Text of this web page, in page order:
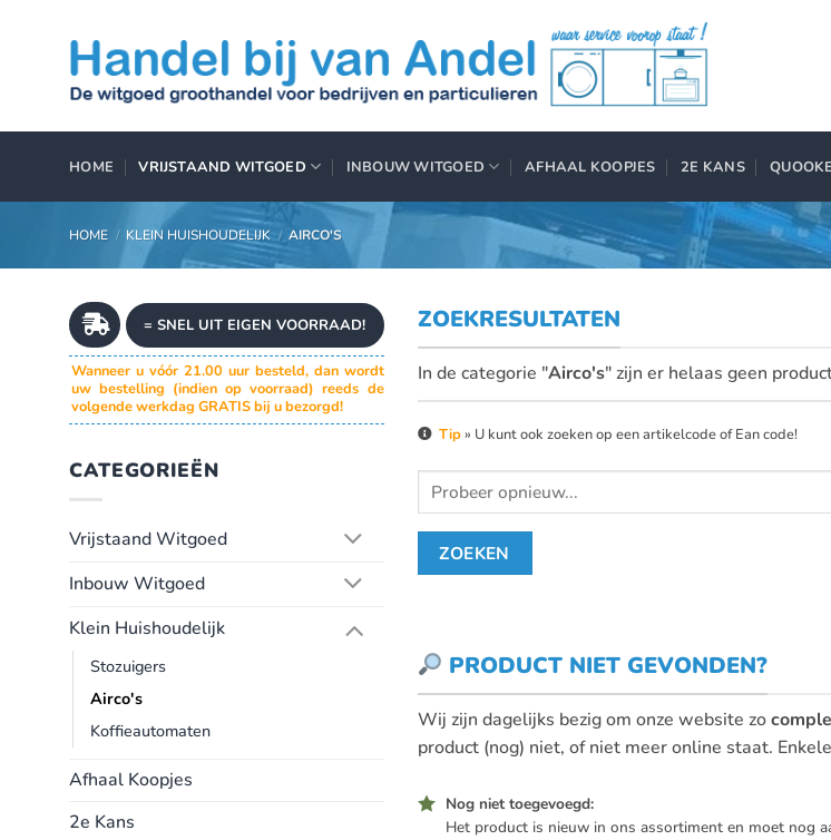
HOME VRIJSTAAND WITGOED INBOUW WITGOED AFHAAL KOOPJES 2E KANS
HOME / KLEIN HUISHOUDELIJK / AIRCO'S
= SNEL UIT EIGEN VOORRAAD!
Wanneer u vóór 21.00 uur besteld, dan wordt
uw bestelling (indien op voorraad) reeds de
volgende werkdag GRATIS bij u bezorgd!
CATEGORIEËN
Vrijstaand Witgoed
Inbouw Witgoed
Klein Huishoudelijk
Stozuigers
Airco's
Koffieautomaten
Afhaal Koopjes
2e Kans
ZOEKRESULTATEN
In de categorie "Airco's" zijn er helaas geen
Tip» U kunt ook zoeken op een artikelcode of Ean code!
PRODUCT NIET GEVONDEN?
Wij zijn dagelijks bezig om onze website zo
product (nog) niet, of niet meer online staat.
Nog niet toegevoegd:
Het product is nieuw in ons assortiment en moet nog